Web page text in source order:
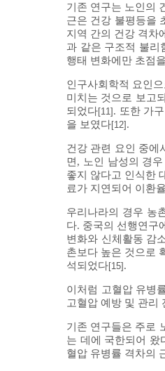
기존 연구는 노인의
근은 건강 불평등을
지역 간의 건강 격차
과 같은 구조적 불리
행태 변화에만 초점
인구사회학적 요인
미치는 것으로 보고
되었다[11] . 또한 가
을 보였다[12] .
건강 관련 요인 중에
면, 노인 남성의 경
좋지 않다고 인식한
료가 지연되어 이환
우리나라의 경우 농
다. 중국의 선행연구
변화와 신체활동 감
촌보다 높은 것으로
석되었다[15] .
이처럼 고혈압 유병
고혈압 예방 및 관리
기존 연구들은 주로
는 데에 국한되어 왔
혈압 유병률 격차의